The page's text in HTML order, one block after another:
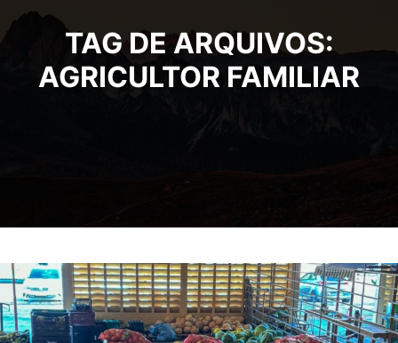
TAG DE ARQUIVOS:
AGRICULTOR FAMILIAR